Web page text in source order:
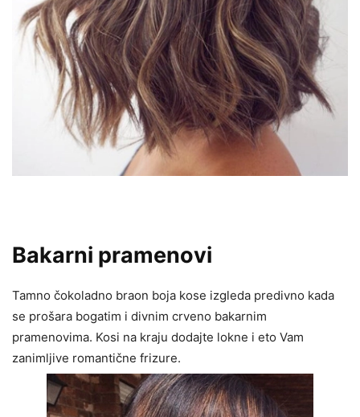
Bakarni pramenovi
Tamno čokoladno braon boja kose izgleda predivno kada
se prošara bogatim i divnim crveno bakarnim
pramenovima. Kosi na kraju dodajte lokne i eto Vam
zanimljive romantične frizure.